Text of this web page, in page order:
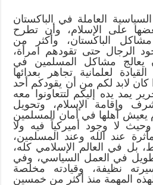
العاملة في الباكستان
على الإسلام، وأن تطرح
الباكستان، وأكثر من
الرجال حتى تقودهم امرأة،
يعالج مشاكل المسلمين في
لعلمانية تجاهر بعدائها
كان لابد لكم من أن يقودكم أحد
يمد يده إليكم لتتعاونوا معه
وإقامة الإسلام، وتحويل
يعيش أهلها في أمان المسلمين
لا وجود أميركياً فيه ولا
عند الله وعند المسلمين،
بل في العالم الإسلامي كله،
في العمل السياسي، وفي
نظيفة، وقيادته مخلصة
المهمة منذ أكثر من خمسين